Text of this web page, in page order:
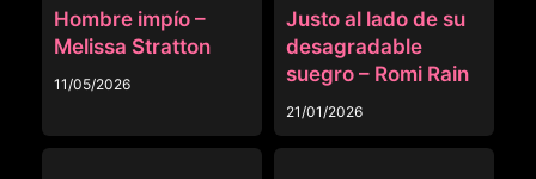
Hombre impío –
Melissa Stratton
11/05/2026
Justo al lado de su
desagradable
suegro – Romi Rain
21/01/2026